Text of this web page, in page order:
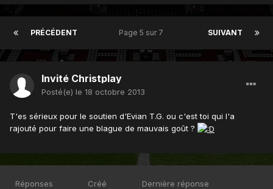
PRÉCÉDENT SUIVANT
Page 5 sur 7
Invité Christplay
Posté(e) le 18 octobre 2013
T'es sérieux pour le soutien d'Evian T.G. ou c'est toi qui l'a
rajouté pour faire une blague de mauvais goût ?
Réponses Créé Dernière réponse